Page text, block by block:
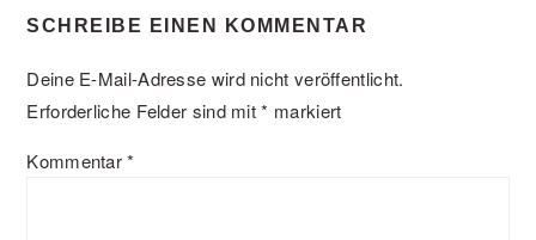
SCHREIBE EINEN KOMMENTAR
Deine E-Mail-Adresse wird nicht veröffentlicht.
Erforderliche Felder sind mit* markiert
Kommentar*